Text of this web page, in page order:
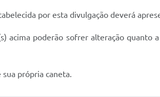
por esta divulgação deverá
acima poderão sofrer alteração
própria caneta.